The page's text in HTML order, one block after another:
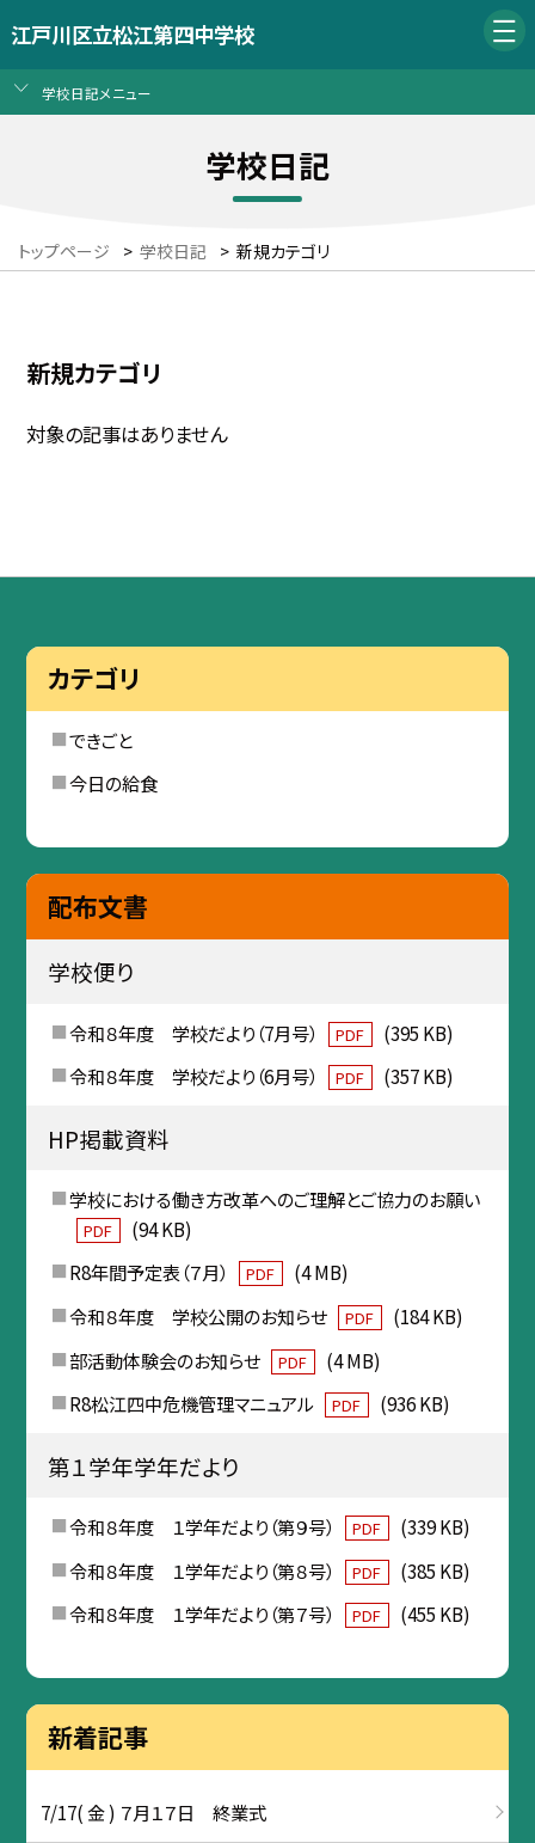
江戸川区立松江第四中学校
学校日記メニュー
学校日記
トップページ > 学校日記 > 新規カテゴリ
新規カテゴリ
対象の記事はありません
カテゴリ
できごと
今日の給食
配布文書
学校便り
令和８年度 学校だより（7月号） PDF
(395 KB)
令和８年度 学校だより（6月号）
PDF (357 KB)
HP掲載資料
学校における働き方改革へのご理解とご協力のお願い
PDF
(94 KB)
R8年間予定表（７月）
PDF
(4 MB)
令和８年度 学校公開のお知らせ
PDF
(184 KB)
部活動体験会のお知らせ
PDF
(4 MB)
R8松江四中危機管理マニュアル
PDF (936 KB)
第１学年学年だより
令和８年度 １学年だより（第９号） PDF
(339 KB)
令和８年度 １学年だより（第８号）
PDF
(385 KB)
令和８年度 １学年だより（第７号）
PDF (455 KB)
新着記事
7/17( 金 ) ７月１７日 終業式